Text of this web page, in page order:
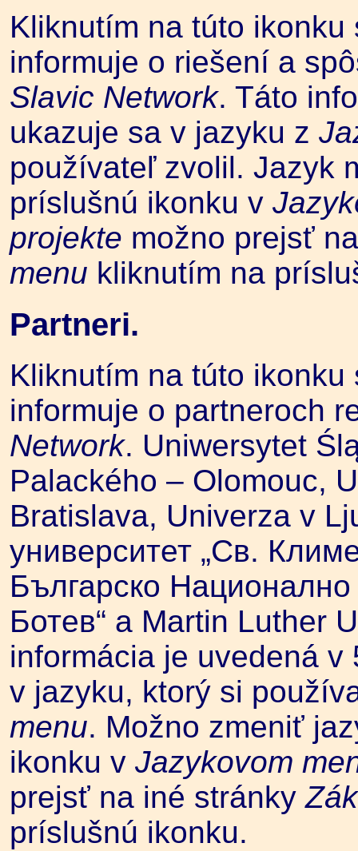
Kliknutím na túto
informuje o riešení a
Slavic Network. Táto
ukazuje sa v jazyku z
používateľ zvolil. Jazyk
príslušnú ikonku v
projekte možno prejsť
menu kliknutím na
Partneri.
Kliknutím na túto
informuje o partneroch
Network. Uniwersytet
Palackého – Olomouc,
Bratislava, Univerza v
университет „Св.
Българско
Ботев“ a Martin Luther
informácia je uvedená
v jazyku, ktorý si
menu. Možno zmeniť
ikonku v Jazykovom
prejsť na iné stránky
príslušnú ikonku.